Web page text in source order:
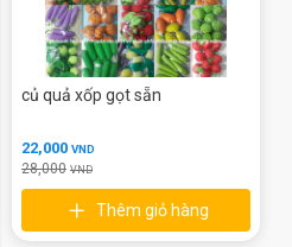
củ quả xốp gọt sẵn
22,000 VND
28,000 VND
Thêm giỏ hàng